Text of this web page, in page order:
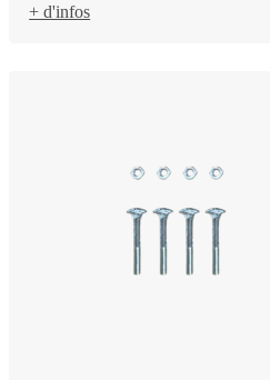
être
sur
la
page
du
+ d'infos